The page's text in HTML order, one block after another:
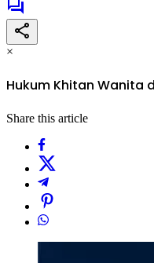
×
Hukum Khitan Wanita
Share this article